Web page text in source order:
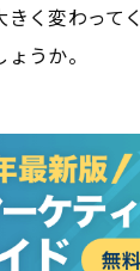
く変わって
うか。